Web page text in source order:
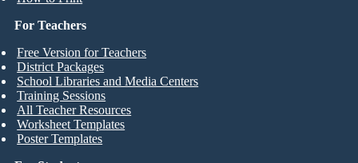
For Teachers
Free Version for Teachers
District Packages
School Libraries and Media Centers
Training Sessions
All Teacher Resources
Worksheet Templates
Poster Templates